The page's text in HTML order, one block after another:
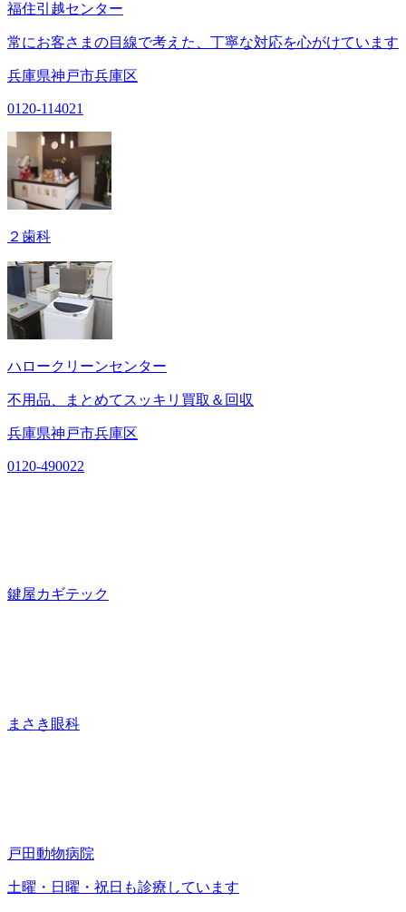
福住引越センター
常にお客さまの目線で考えた、丁寧な対応を心がけています
兵庫県神戸市兵庫区
0120-114021
２歯科
ハロークリーンセンター
不用品、まとめてスッキリ買取＆回収
兵庫県神戸市兵庫区
0120-490022
鍵屋カギテック
まさき眼科
戸田動物病院
土曜・日曜・祝日も診療しています